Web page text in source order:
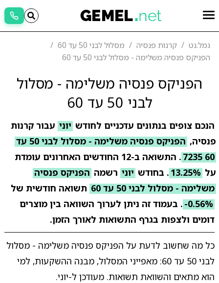
גמל.נט קרנות פנסיה
מסלול לבני 50 עד 60
הפניקס פנסיה משלימה - מסלול לבני 50 עד 60
הפניקס פנסיה משלימה - מסלול
לבני 50 עד 60
הנכם צופים בנתונים עדכניים לחודש יוני עבור קרנות
פנסיה,
הפניקס פנסיה משלימה - מסלול לבני 50 עד
60 7235
. התשואה ב-12 החודשים האחרונים עומדת
על 13.25% . בחודש יוני רשמה הפניקס פנסיה
משלימה - מסלול לבני 50 עד 60
תשואה חודשית של
-0.56% . בעמוד זה ניתן לערוך השוואה בין מוצרים
דומים ולצפות בגרף התשואות לאורך הזמן.
כל מה שחשוב לדעת על הפניקס פנסיה משלימה - מסלול
לבני 50 עד 60: מאפייני המסלול, מבנה ההשקעות, למי
הוא מתאים והשוואת תשואות. מעודכן ל-יוני.